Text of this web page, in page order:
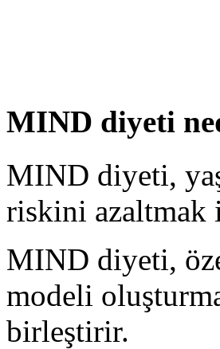
MIND diyeti
MIND diyeti,
riskini azaltmak
MIND diyeti,
modeli
birleştirir.